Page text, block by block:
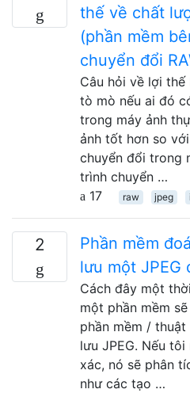
thế về chất
(phần mềm
chuyển đổi
Câu hỏi về lợi thế
tò mò nếu ai đó
trong máy ảnh
ảnh tốt hơn so
chuyển đổi trong
trình chuyển …
17
raw jpeg
2
Phần mềm
lưu một JPEG
Cách đây một
một phần mềm
phần mềm /
lưu JPEG. Nếu
xác, nó sẽ phân
như các tạo …